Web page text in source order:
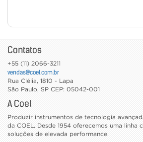
Contatos
+55 (11) 2066-3211
vendas@coel.com.br
Rua Clélia, 1810 - Lapa
São Paulo, SP CEP: 05042-001
A Coel
Produzir instrumentos de tecnologia
da COEL. Desde 1954 oferecemos uma
soluções de elevada performance.